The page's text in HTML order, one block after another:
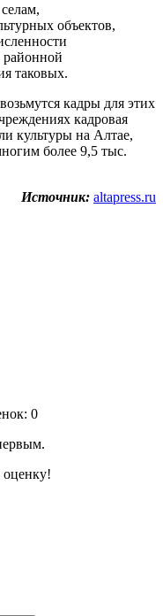
объектов,
районной
таковых.
кадры для этих
кадровая
культуры на Алтае,
более 9,5 тыс.
Источник: altapress.ru
0